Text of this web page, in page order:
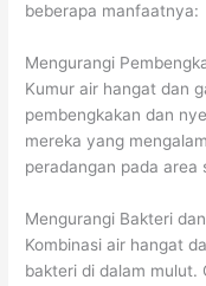
beberapa manfaatnya:
Mengurangi
Kumur air hangat dan
pembengkakan dan
mereka yang
peradangan pada area
Mengurangi Bakteri
Kombinasi air hangat
bakteri di dalam mulut.